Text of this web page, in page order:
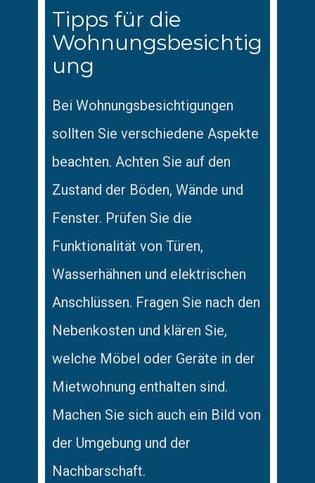
Tipps für die
Wohnungsbesichtig
ung
Bei Wohnungsbesichtigungen
sollten Sie verschiedene Aspekte
beachten. Achten Sie auf den
Zustand der Böden, Wände und
Fenster. Prüfen Sie die
Funktionalität von Türen,
Wasserhähnen und elektrischen
Anschlüssen. Fragen Sie nach den
Nebenkosten und klären Sie,
welche Möbel oder Geräte in der
Mietwohnung enthalten sind.
Machen Sie sich auch ein Bild von
der Umgebung und der
Nachbarschaft.